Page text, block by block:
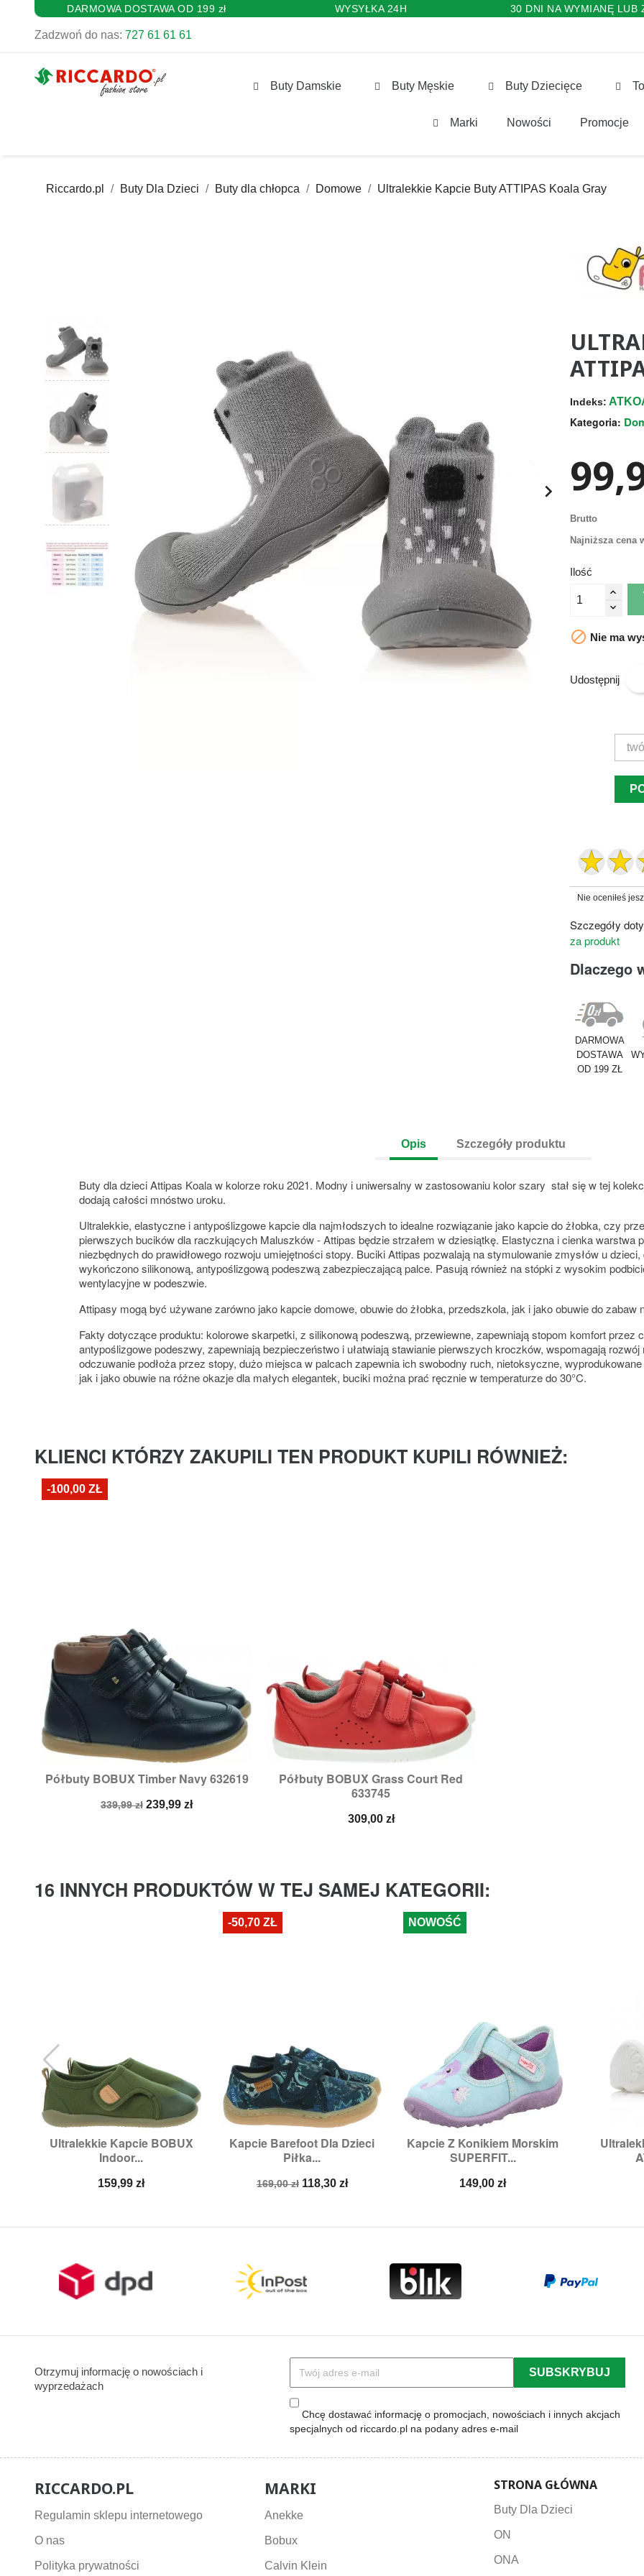
DARMOWA DOSTAWA OD 199 zł WYSYŁKA 24H 30 DNI NA WYMIANĘ LUB
Zadzwoń do nas: 727 61 61 61
Buty Damskie Buty Męskie Buty Dziecięce
Marki Nowości Promocje
Riccardo.pl Buty Dla Dzieci Buty dla chłopca Domowe Ultralekkie Kapcie Buty ATTIPAS Koala Gray

Indeks:
Kategoria:
Brutto
Najniższa cena
Ilość
 Nie ma
Udostępnij
Nie oceniłeś
Szczegóły
za produkt
Dlaczego
DARMOWA
DOSTAWA
OD 199 ZŁ
Opis Szczegóły produktu
Buty dla dzieci Attipas Koala w kolorze roku 2021. Modny i uniwersalny w zastosowaniu kolor szary stał się w tej
dodają całości mnóstwo uroku.
Ultralekkie, elastyczne i antypoślizgowe kapcie dla najmłodszych to idealne rozwiązanie jako kapcie do żłobka, czy
pierwszych bucików dla raczkujących Maluszków - Attipas będzie strzałem w dziesiątkę. Elastyczna i cienka warstwa
niezbędnych do prawidłowego rozwoju umiejętności stopy. Buciki Attipas pozwalają na stymulowanie zmysłów u
wykończono silikonową, antypoślizgową podeszwą zabezpieczającą palce. Pasują również na stópki z wysokim
wentylacyjne w podeszwie.
Attipasy mogą być używane zarówno jako kapcie domowe, obuwie do żłobka, przedszkola, jak i jako obuwie do zabaw
Fakty dotyczące produktu: kolorowe skarpetki, z silikonową podeszwą, przewiewne, zapewniają stopom komfort przez
antypoślizgowe podeszwy, zapewniają bezpieczeństwo i ułatwiają stawianie pierwszych kroczków, wspomagają
odczuwanie podłoża przez stopy, dużo miejsca w palcach zapewnia ich swobodny ruch, nietoksyczne,
jak i jako obuwie na różne okazje dla małych elegantek, buciki można prać ręcznie w temperaturze do 30°C.
KLIENCI KTÓRZY ZAKUPILI TEN PRODUKT KUPILI RÓWNIEŻ:
Półbuty BOBUX Timber Navy 632619
Cena
339,99 zł Cena
239,99 zł
Szybki podgląd
-100,00 ZŁ
Półbuty BOBUX Grass Court Red
633745
Cena
309,00 zł
Szybki podgląd
16 INNYCH PRODUKTÓW W TEJ SAMEJ KATEGORII:
Ultralekkie Kapcie BOBUX
Indoor...
Cena
159,99 zł
Szybki podgląd
Rozmiary:25
Kapcie Barefoot Dla Dzieci
Piłka...
Cena
169,00 zł Cena
118,30 zł
 Szybki podgląd
Rozmiary:
-50,70 ZŁ
Kapcie Z Konikiem Morskim
SUPERFIT...
Cena
149,00 zł
Szybki podgląd
Rozmiary:24,25,
NOWOŚĆ

Otrzymuj informację o nowościach i
wyprzedażach
Chcę dostawać informację o promocjach, nowościach i innych akcjach
specjalnych od riccardo.pl na podany adres e-mail
RICCARDO.PL
Regulamin sklepu internetowego
O nas
Polityka prywatności
MARKI
Anekke
Bobux
Calvin Klein
STRONA GŁÓWNA
Buty Dla Dzieci
ON
ONA